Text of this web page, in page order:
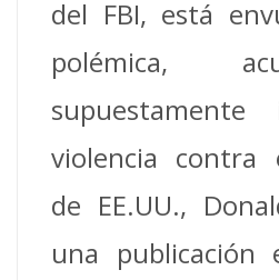
del FBI, está
polémica,
violencia contra
de EE.UU.,
una publicación